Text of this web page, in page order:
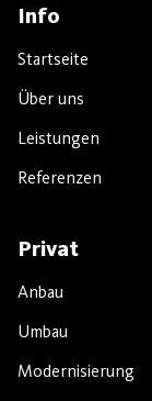
Info
Startseite
Über uns
Leistungen
Referenzen
Privat
Anbau
Umbau
Modernisierung